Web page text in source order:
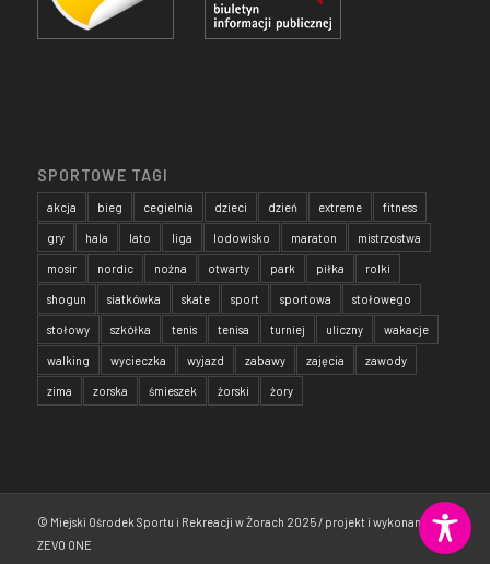
SPORTOWE TAGI
akcja bieg cegielnia dzieci dzień extreme fitness
gry hala lato liga lodowisko maraton mistrzostwa
mosir nordic nożna otwarty park piłka rolki
shogun siatkówka skate sport sportowa stołowego
stołowy szkółka tenis tenisa turniej uliczny wakacje
walking wycieczka wyjazd zabawy zajęcia zawody
zima zorska śmieszek żorski żory
© Miejski Ośrodek Sportu i Rekreacji w Żorach 2025 / projekt i wykonanie:
ZEVO ONE